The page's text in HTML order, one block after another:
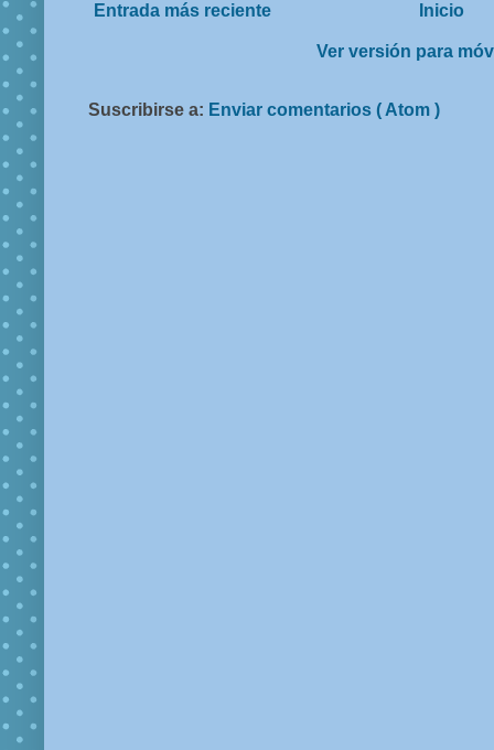
Entrada más reciente Inicio
Ver versión para
Suscribirse a: Enviar comentarios ( Atom )